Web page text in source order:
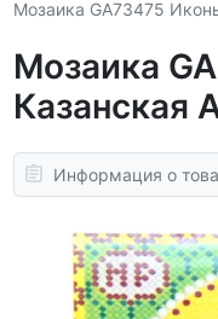
Мозаика GA73475
Мозаика
Казанская
Информация о